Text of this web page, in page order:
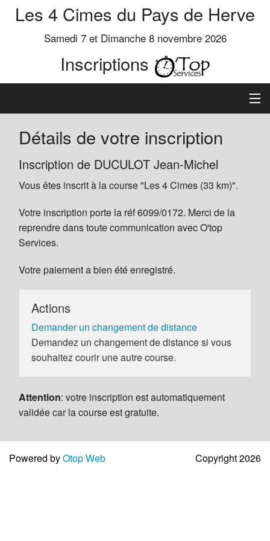
Les 4 Cimes du Pays de Herve
Samedi 7 et Dimanche 8 novembre 2026
Inscriptions
Inscription
Préinscrits
Informations
Détails de votre inscription
Inscription de DUCULOT Jean-Michel
Vous êtes inscrit à la course "Les 4 Cimes (33 km)".
Votre inscription porte la réf 6099/0172. Merci de la
reprendre dans toute communication avec O'top
Services.
Votre paiement a bien été enregistré.
Actions
Demander un changement de distance
Demandez un changement de distance si vous
souhaitez courir une autre course.
Attention: votre inscription est automatiquement
validée car la course est gratuite.
Powered byOtop Web Copyright 2026